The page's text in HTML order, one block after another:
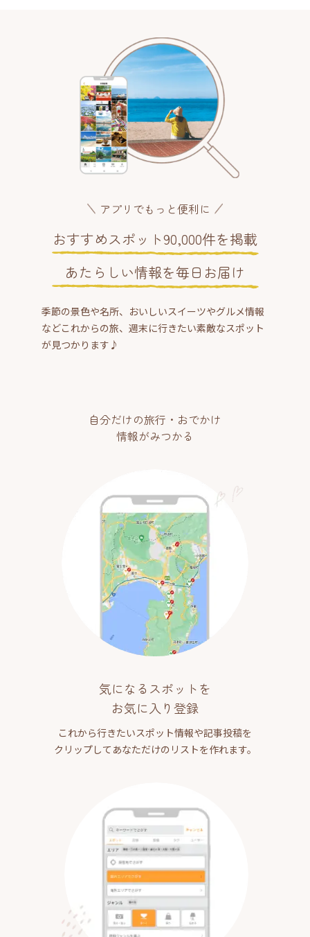
アプリでもっと便利に
おすすめスポット90,000件を掲載
あたらしい情報を毎日お届け
季節の景色や名所、おいしいスイーツやグルメ情報
などこれからの旅、週末に行きたい素敵なスポット
が見つかります♪
自分だけの旅行・おでかけ
情報がみつかる
気になるスポットを
お気に入り登録
これから行きたいスポット情報や記事投稿を
クリップしてあなただけのリストを作れます。